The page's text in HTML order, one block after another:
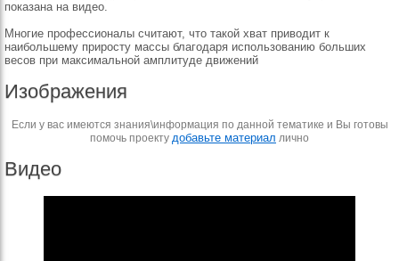
показана на видео.
Многие профессионалы считают, что такой хват приводит к
наибольшему приросту массы благодаря использованию больших
весов при максимальной амплитуде движений
Изображения
Если у вас имеются знания\информация по данной тематике и Вы готовы
помочь проекту добавьте материал лично
Видео